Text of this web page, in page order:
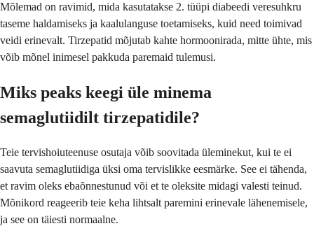
Mõlemad on ravimid, mida kasutatakse 2. tüüpi diabeedi veresuhkru
taseme haldamiseks ja kaalulanguse toetamiseks, kuid need toimivad
veidi erinevalt. Tirzepatid mõjutab kahte hormoonirada, mitte ühte, mis
võib mõnel inimesel pakkuda paremaid tulemusi.
Miks peaks keegi üle minema
semaglutiidilt tirzepatidile?
Teie tervishoiuteenuse osutaja võib soovitada üleminekut, kui te ei
saavuta semaglutiidiga üksi oma tervislikke eesmärke. See ei tähenda,
et ravim oleks ebaõnnestunud või et te oleksite midagi valesti teinud.
Mõnikord reageerib teie keha lihtsalt paremini erinevale lähenemisele,
ja see on täiesti normaalne.